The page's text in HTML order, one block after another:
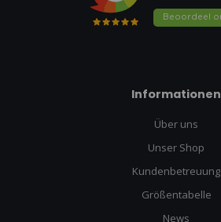
Informationen
Über uns
Unser Shop
Kundenbetreuung
Größentabelle
News